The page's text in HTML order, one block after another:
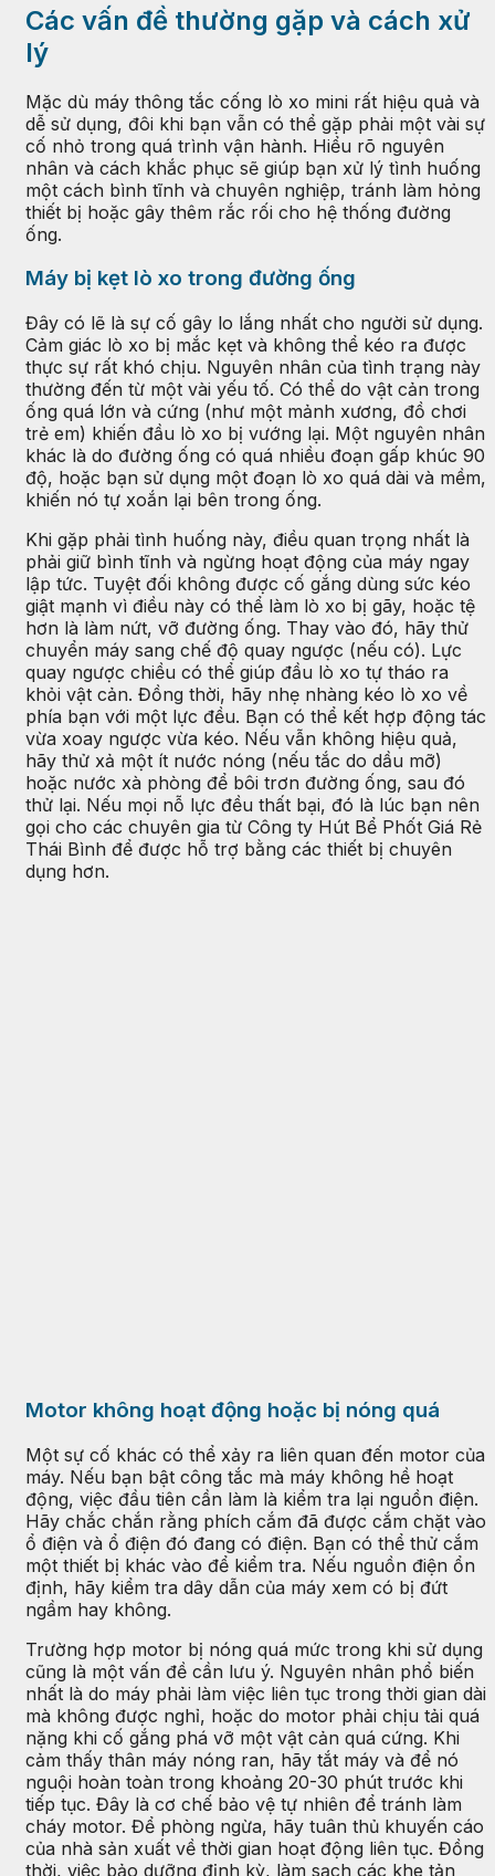
Các vấn đề thường gặp và cách xử
lý
Mặc dù máy thông tắc cống lò xo mini rất hiệu quả và
dễ sử dụng, đôi khi bạn vẫn có thể gặp phải một vài sự
cố nhỏ trong quá trình vận hành. Hiểu rõ nguyên
nhân và cách khắc phục sẽ giúp bạn xử lý tình huống
một cách bình tĩnh và chuyên nghiệp, tránh làm hỏng
thiết bị hoặc gây thêm rắc rối cho hệ thống đường
ống.
Máy bị kẹt lò xo trong đường ống
Đây có lẽ là sự cố gây lo lắng nhất cho người sử dụng.
Cảm giác lò xo bị mắc kẹt và không thể kéo ra được
thực sự rất khó chịu. Nguyên nhân của tình trạng này
thường đến từ một vài yếu tố. Có thể do vật cản trong
ống quá lớn và cứng (như một mảnh xương, đồ chơi
trẻ em) khiến đầu lò xo bị vướng lại. Một nguyên nhân
khác là do đường ống có quá nhiều đoạn gấp khúc 90
độ, hoặc bạn sử dụng một đoạn lò xo quá dài và mềm,
khiến nó tự xoắn lại bên trong ống.
Khi gặp phải tình huống này, điều quan trọng nhất là
phải giữ bình tĩnh và ngừng hoạt động của máy ngay
lập tức. Tuyệt đối không được cố gắng dùng sức kéo
giật mạnh vì điều này có thể làm lò xo bị gãy, hoặc tệ
hơn là làm nứt, vỡ đường ống. Thay vào đó, hãy thử
chuyển máy sang chế độ quay ngược (nếu có). Lực
quay ngược chiều có thể giúp đầu lò xo tự tháo ra
khỏi vật cản. Đồng thời, hãy nhẹ nhàng kéo lò xo về
phía bạn với một lực đều. Bạn có thể kết hợp động tác
vừa xoay ngược vừa kéo. Nếu vẫn không hiệu quả,
hãy thử xả một ít nước nóng (nếu tắc do dầu mỡ)
hoặc nước xà phòng để bôi trơn đường ống, sau đó
thử lại. Nếu mọi nỗ lực đều thất bại, đó là lúc bạn nên
gọi cho các chuyên gia từ Công ty Hút Bể Phốt Giá Rẻ
Thái Bình để được hỗ trợ bằng các thiết bị chuyên
dụng hơn.
Motor không hoạt động hoặc bị nóng quá
Một sự cố khác có thể xảy ra liên quan đến motor của
máy. Nếu bạn bật công tắc mà máy không hề hoạt
động, việc đầu tiên cần làm là kiểm tra lại nguồn điện.
Hãy chắc chắn rằng phích cắm đã được cắm chặt vào
ổ điện và ổ điện đó đang có điện. Bạn có thể thử cắm
một thiết bị khác vào để kiểm tra. Nếu nguồn điện ổn
định, hãy kiểm tra dây dẫn của máy xem có bị đứt
ngầm hay không.
Trường hợp motor bị nóng quá mức trong khi sử dụng
cũng là một vấn đề cần lưu ý. Nguyên nhân phổ biến
nhất là do máy phải làm việc liên tục trong thời gian dài
mà không được nghỉ, hoặc do motor phải chịu tải quá
nặng khi cố gắng phá vỡ một vật cản quá cứng. Khi
cảm thấy thân máy nóng ran, hãy tắt máy và để nó
nguội hoàn toàn trong khoảng 20-30 phút trước khi
tiếp tục. Đây là cơ chế bảo vệ tự nhiên để tránh làm
cháy motor. Để phòng ngừa, hãy tuân thủ khuyến cáo
của nhà sản xuất về thời gian hoạt động liên tục. Đồng
thời, việc bảo dưỡng định kỳ, làm sạch các khe tản